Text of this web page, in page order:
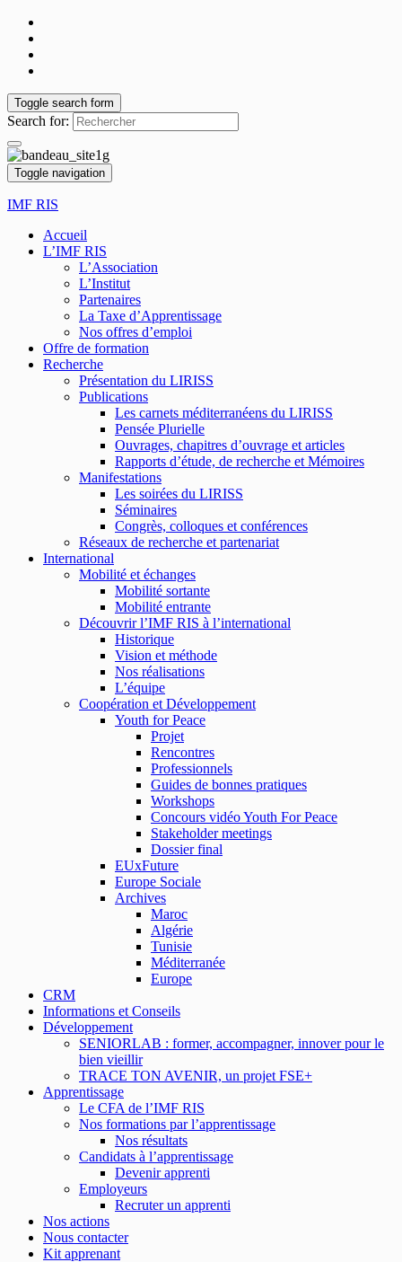
Toggle search form
Search for:
Toggle navigation
IMF RIS
Accueil
L’IMF RIS
L’Association
L’Institut
Partenaires
La Taxe d’Apprentissage
Nos offres d’emploi
Offre de formation
Recherche
Présentation du LIRISS
Publications
Les carnets méditerranéens du LIRISS
Pensée Plurielle
Ouvrages, chapitres d’ouvrage et articles
Rapports d’étude, de recherche et Mémoires
Manifestations
Les soirées du LIRISS
Séminaires
Congrès, colloques et conférences
Réseaux de recherche et partenariat
International
Mobilité et échanges
Mobilité sortante
Mobilité entrante
Découvrir l’IMF RIS à l’international
Historique
Vision et méthode
Nos réalisations
L’équipe
Coopération et Développement
Youth for Peace
Projet
Rencontres
Professionnels
Guides de bonnes pratiques
Workshops
Concours vidéo Youth For Peace
Stakeholder meetings
Dossier final
EUxFuture
Europe Sociale
Archives
Maroc
Algérie
Tunisie
Méditerranée
Europe
CRM
Informations et Conseils
Développement
SENIORLAB : former, accompagner, innover pour le
bien vieillir
TRACE TON AVENIR, un projet FSE+
Apprentissage
Le CFA de l’IMF RIS
Nos formations par l’apprentissage
Nos résultats
Candidats à l’apprentissage
Devenir apprenti
Employeurs
Recruter un apprenti
Nos actions
Nous contacter
Kit apprenant